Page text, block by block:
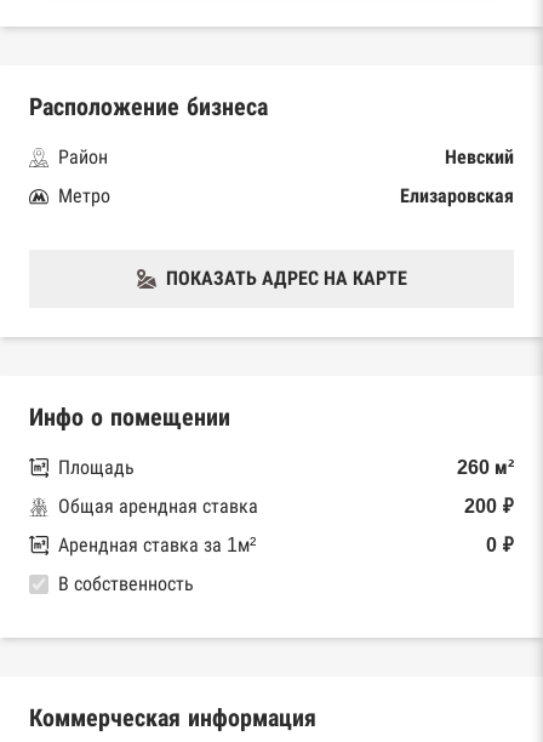
Расположение бизнеса
Район
Невский
Метро
Елизаровская
ПОКАЗАТЬ АДРЕС НА КАРТЕ
Инфо о помещении
Площадь
260 м²
Общая арендная ставка
200 ₽
Арендная ставка за 1м²
0 ₽
В собственность
Коммерческая информация